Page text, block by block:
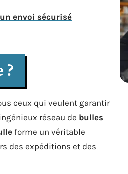
envoi sécurisé
ceux qui veulent garantir
réseau de bulles
forme un véritable
des expéditions et des